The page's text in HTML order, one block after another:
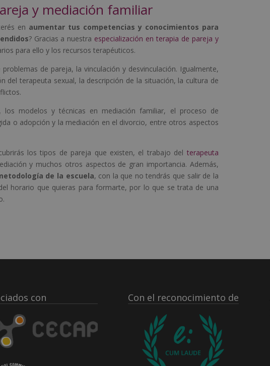
y mediación familiar
en aumentar tus competencias y conocimientos para
? Gracias a nuestra especialización en terapia de pareja y
para ello y los recursos terapéuticos.
de pareja, la vinculación y desvinculación. Igualmente,
del terapeuta sexual, la descripción de la situación, la cultura de
modelos y técnicas en mediación familiar, el proceso de
o adopción y la mediación en el divorcio, entre otros aspectos
los tipos de pareja que existen, el trabajo del terapeuta
y muchos otros aspectos de gran importancia. Además,
de la escuela, con la que no tendrás que salir de la
horario que quieras para formarte, por lo que se trata de una
con Con el reconocimiento de